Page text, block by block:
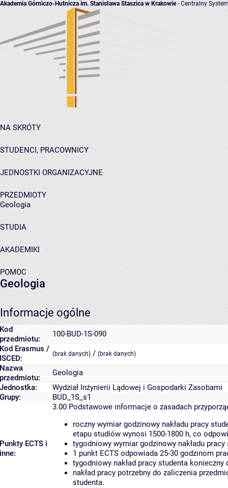
Akademia Górniczo-Hutnicza im. Stanisława Staszica w Krakowie- Centralny
NA SKRÓTY
STUDENCI, PRACOWNICY
JEDNOSTKI ORGANIZACYJNE
PRZEDMIOTY
Geologia
STUDIA
AKADEMIKI
POMOC
Geologia
Informacje ogólne
Kod
przedmiotu:
100-BUD-1S-090
Kod Erasmus /
ISCED:
(brak danych) / (brak danych)
Nazwa
przedmiotu:
Geologia
Jednostka:
Wydział Inżynierii Lądowej i Gospodarki Zasobami
Grupy:
BUD_1S_s1
Punkty ECTS i
inne:
3.00 Podstawowe informacje o zasadach
roczny wymiar godzinowy nakładu pracy
etapu studiów wynosi 1500-1800 h, co
tygodniowy wymiar godzinowy nakładu
1 punkt ECTS odpowiada 25-30 godzinom
tygodniowy nakład pracy studenta
nakład pracy potrzebny do zaliczenia
studenta.